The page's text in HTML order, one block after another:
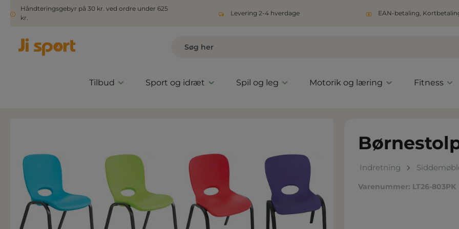
Håndteringsgebyr på 30 kr. ved ordre under 625
kr.
Levering 2-4 hverdage EAN-betaling,
Tilbud Sport og idræt Spil og leg Motorik og læring Fitness
Indretning
Varenummer: LT26-803PK